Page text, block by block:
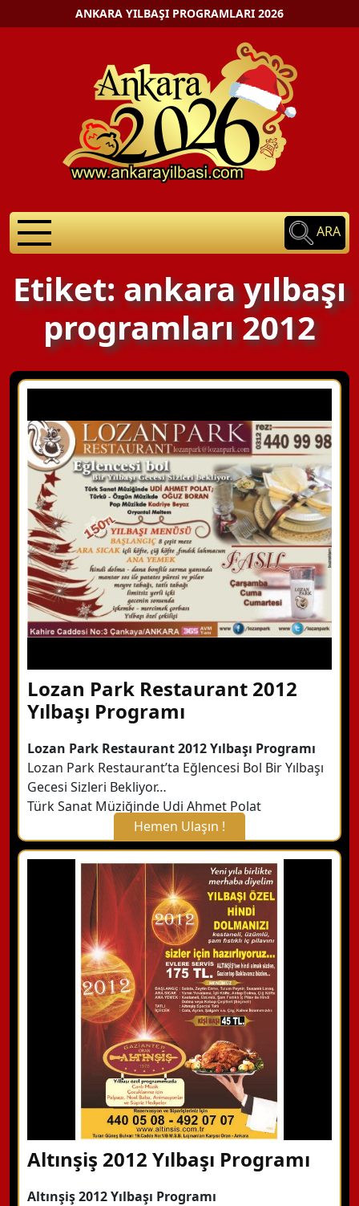
ANKARA YILBAŞI PROGRAMLARI 2026
ARA
Etiket: ankara yılbaşı
programları 2012
Lozan Park Restaurant 2012
Yılbaşı Programı
Lozan Park Restaurant 2012 Yılbaşı Programı
Lozan Park Restaurant’ta Eğlencesi Bol Bir Yılbaşı
Gecesi Sizleri Bekliyor…
Türk Sanat Müziğinde Udi Ahmet Polat
Hemen Ulaşın !
X Kapat
WhatsApp ile Bilgi Alın
Hemen Arayın
Detaylı Bilgi Alın
Altınşiş 2012 Yılbaşı Programı
Altınşiş 2012 Yılbaşı Programı